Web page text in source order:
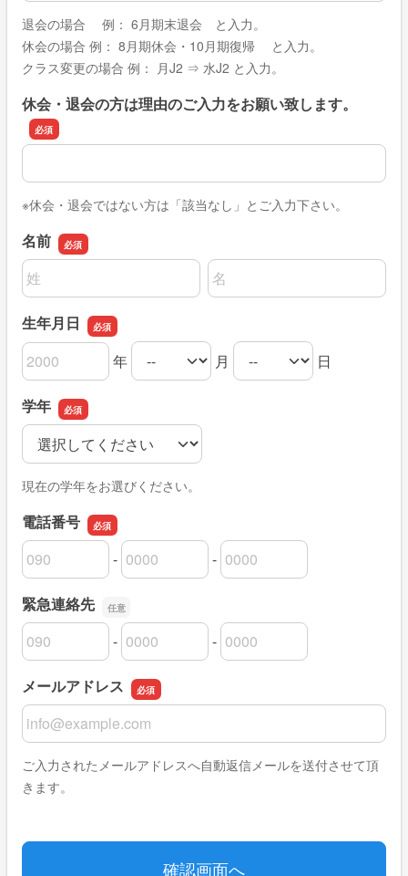
退会の場合 例： 6月期末退会 と入力。
休会の場合 例： 8月期休会・10月期復帰 と入力。
クラス変更の場合 例： 月J2 ⇒ 水J2 と入力。
休会・退会の方は理由のご入力をお願い致します。
休会・退会の方は理由のご入力をお願い致します。
※休会・退会ではない方は「該当なし」とご入力下さい。
名前
名前の姓
名前の名
生年月日
生年月日の年 年
生年月日の月 月
生年月日の日 日
学年
学年
現在の学年をお選びください。
電話番号
電話番号の市外局番
-
電話番号の市内局番 -
電話番号の加入者番号
緊急連絡先
緊急連絡先の市外局番
-
緊急連絡先の市内局番 -
緊急連絡先の加入者番号
メールアドレス
メールアドレス
ご入力されたメールアドレスへ自動返信メールを送付させて頂
きます。